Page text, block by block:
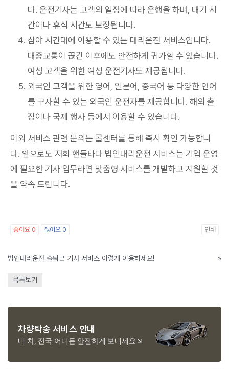
다. 운전기사는 고객의 일정에 따라 운행을 하며, 대기 시
간이나 휴식 시간도 보장됩니다.
심야 시간대에 이용할 수 있는 대리운전 서비스입니다.
대중교통이 끊긴 이후에도 안전하게 귀가할 수 있습니다.
여성 고객을 위한 여성 운전기사도 제공됩니다.
외국인 고객을 위한 영어, 일본어, 중국어 등 다양한 언어
를 구사할 수 있는 외국인 운전자를 제공합니다. 해외 출
장이나 국제 행사 등에서 이용할 수 있습니다.
이외 서비스 관련 문의는 콜센터를 통해 즉시 확인 가능합니
다. 앞으로도 저희 핸들타다 법인대리운전 서비스는 기업 운영
에 필요한 기사 업무라면 맞춤형 서비스를 개발하고 지원할 것
을 약속 드립니다.
좋아요 0 싫어요 0 인쇄
법인대리운전 출퇴근 기사 서비스 이렇게 이용하세요! »
목록보기
차량탁송 서비스 안내
내 차, 전국 어디든 안전하게 보내세요